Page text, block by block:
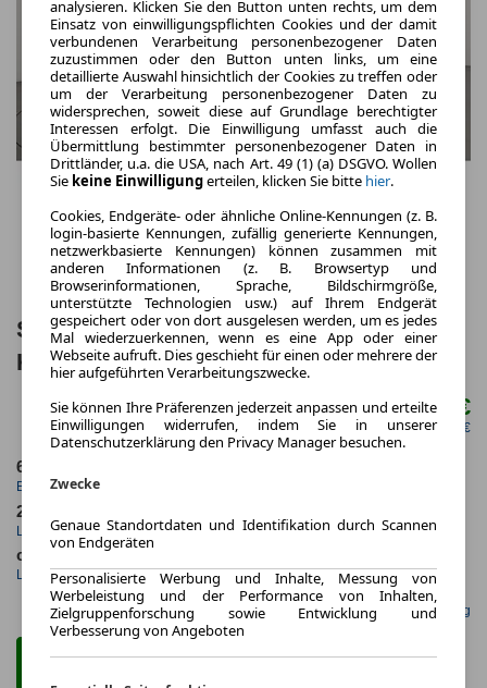
Seat Arona FR DSG NAVI VIRT ACC
KAM SHZ CARPLAY LED
ab mtl.159,00 €
netto mtl. 133,61 €
6.2024
Erstzulassung
24 Monate
Laufzeit Kilometerstand
ca. 81 kW (110 PS)
Leistung Kraftstoff
Gefunden auf Null Leasing
analysieren. Klicken Sie den Button unten rechts, um dem
Einsatz von einwilligungspflichten Cookies und der damit
verbundenen Verarbeitung personenbezogener Daten
zuzustimmen oder den Button unten links, um eine
detaillierte Auswahl hinsichtlich der Cookies zu treffen oder
um der Verarbeitung personenbezogener Daten zu
widersprechen, soweit diese auf Grundlage berechtigter
Interessen erfolgt. Die Einwilligung umfasst auch die
Übermittlung bestimmter personenbezogener Daten in
Drittländer, u.a. die USA, nach Art. 49 (1) (a) DSGVO. Wollen
Sie keine Einwilligungerteilen, klicken Sie bitte hier.
Cookies, Endgeräte- oder ähnliche Online-Kennungen (z. B.
login-basierte Kennungen, zufällig generierte Kennungen,
netzwerkbasierte Kennungen) können zusammen mit
anderen Informationen (z. B. Browsertyp und
Browserinformationen, Sprache, Bildschirmgröße,
unterstützte Technologien usw.) auf Ihrem Endgerät
gespeichert oder von dort ausgelesen werden, um es jedes
Mal wiederzuerkennen, wenn es eine App oder einer
Webseite aufruft. Dies geschieht für einen oder mehrere der
hier aufgeführten Verarbeitungszwecke.
Sie können Ihre Präferenzen jederzeit anpassen und erteilte
Einwilligungen widerrufen, indem Sie in unserer
Datenschutzerklärung den Privacy Manager besuchen.
Zwecke
Genaue Standortdaten und Identifikation durch Scannen
von Endgeräten
Personalisierte Werbung und Inhalte, Messung von
Werbeleistung und der Performance von Inhalten,
Zielgruppenforschung sowie Entwicklung und
Verbesserung von Angeboten